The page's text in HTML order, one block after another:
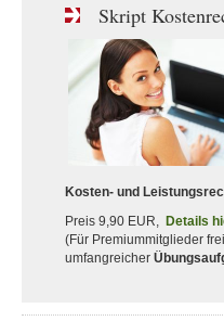
Skript
Kosten- und
Preis 9,90 EUR, Details
(Für Premiummitglieder
umfangreicher